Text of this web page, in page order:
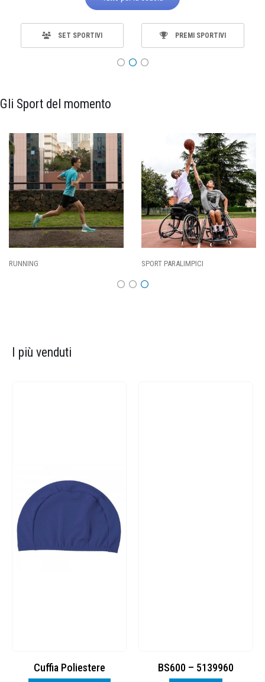
SET SPORTIVI PREMI SPORTIVI
Gli Sport del momento
RUNNING SPORT PARALIMPICI
I più venduti
Cuffia Poliestere BS600 – 5139960